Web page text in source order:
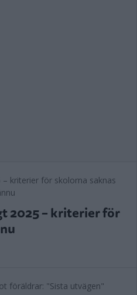
2025 – kriterier för